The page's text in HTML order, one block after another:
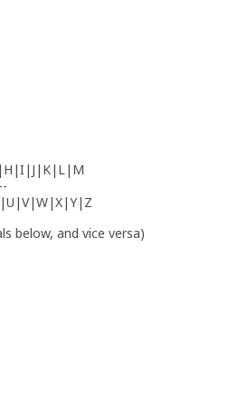
below, and vice versa)